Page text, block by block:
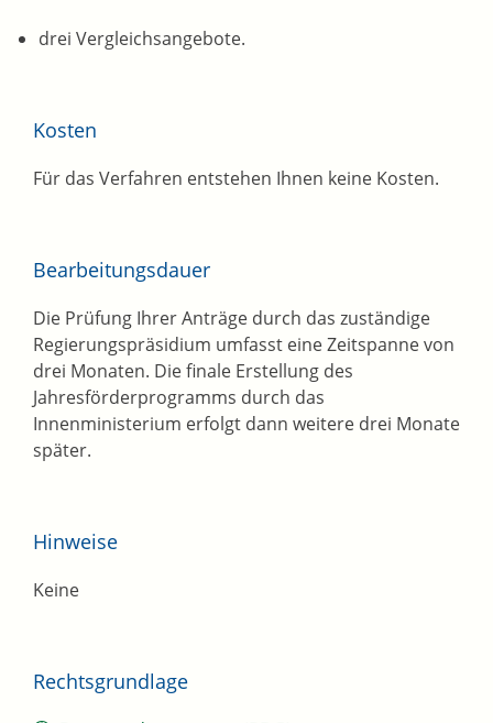
drei Vergleichsangebote.
Kosten
Für das Verfahren entstehen Ihnen keine Kosten.
Bearbeitungsdauer
Die Prüfung Ihrer Anträge durch das zuständige
Regierungspräsidium umfasst eine Zeitspanne von
drei Monaten. Die finale Erstellung des
Jahresförderprogramms durch das
Innenministerium erfolgt dann weitere drei Monate
später.
Hinweise
Keine
Rechtsgrundlage